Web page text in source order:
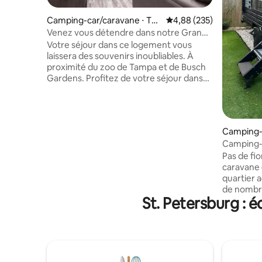
Camping-car/caravane ⋅ Ta
mpa
Évaluation moyenne
4,88 (235)
Venez vous détendre dans notre Grand
Design
Votre séjour dans ce logement vous
laissera des souvenirs inoubliables. À
proximité du zoo de Tampa et de Busch
Gardens. Profitez de votre séjour dans
Roku, Netflix, Youtube et bien plus
encore, Internet Wi-Fi haut débit et de
a
Pup 16.
Pas de
quartier
de
marcher
St. Petersburg :